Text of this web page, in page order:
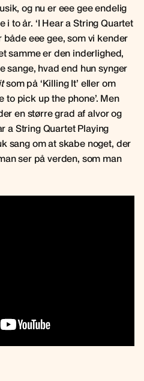
og nu er eee gee endelig
to år. ‘I Hear a String Quartet
både eee gee, som vi kender
samme er den inderlighed,
sange, hvad end hun synger
som på ‘Killing It’ eller om
to pick up the phone’. Men
en større grad af alvor og
a String Quartet Playing
sang om at skabe noget, der
ser på verden, som man